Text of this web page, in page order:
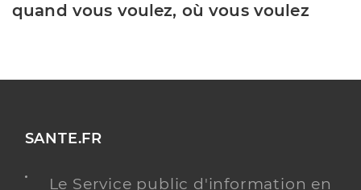
quand vous voulez, où vous voulez
SANTE.FR
Le Service public d'information en